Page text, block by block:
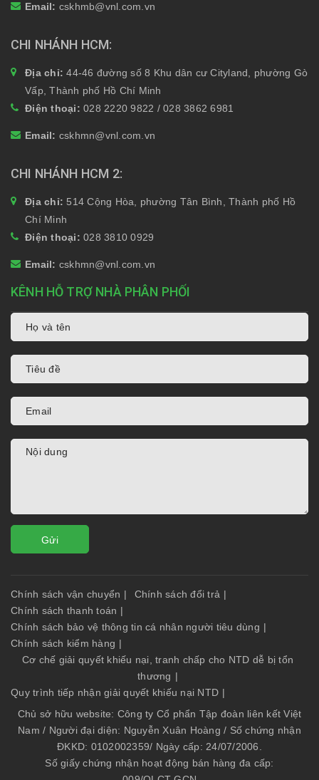
Email: cskhmb@vnl.com.vn
CHI NHÁNH HCM
Địa chỉ:44-46 đường số 8 Khu dân cư Cityland, phường Gò
Vấp, Thành phố Hồ Chí Minh
Điện thoại: 028 2220 9822 / 028 3862 6981
Email: cskhmn@vnl.com.vn
CHI NHÁNH HCM 2
Địa chỉ: 514 Cộng Hòa, phường Tân Bình, Thành phố Hồ
Chí Minh
Điện thoại: 028 3810 0929
Email: cskhmn@vnl.com.vn
KÊNH HỖ TRỢ NHÀ PHÂN PHỐI
Gửi
Chính sách vận chuyển | Chính sách đổi trả |
Chính sách thanh toán |
Chính sách bảo vệ thông tin cá nhân người tiêu dùng |
Chính sách kiểm hàng |
Cơ chế giải quyết khiếu nại, tranh chấp cho NTD dễ bị tổn
thương |
Quy trình tiếp nhận giải quyết khiếu nại NTD |
Chủ sở hữu website: Công ty Cổ phẩn Tập đoàn liên kết Việt
Nam / Người đại diện: Nguyễn Xuân Hoàng / Số chứng nhận
ĐKKD: 0102002359/ Ngày cấp: 24/07/2006.
Số giấy chứng nhận hoạt động bán hàng đa cấp: